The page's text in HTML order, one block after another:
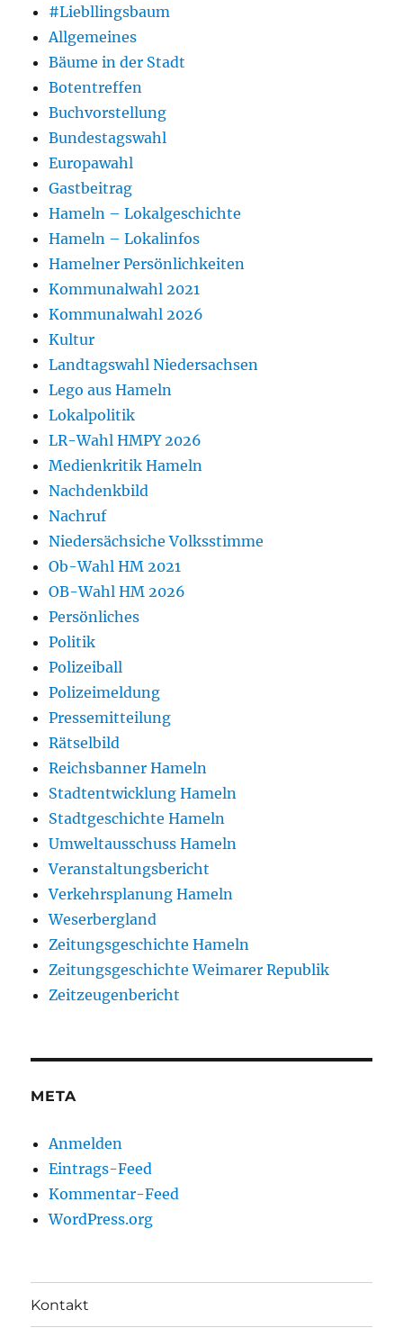
#Liebllingsbaum
Allgemeines
Bäume in der Stadt
Botentreffen
Buchvorstellung
Bundestagswahl
Europawahl
Gastbeitrag
Hameln – Lokalgeschichte
Hameln – Lokalinfos
Hamelner Persönlichkeiten
Kommunalwahl 2021
Kommunalwahl 2026
Kultur
Landtagswahl Niedersachsen
Lego aus Hameln
Lokalpolitik
LR-Wahl HMPY 2026
Medienkritik Hameln
Nachdenkbild
Nachruf
Niedersächsiche Volksstimme
Ob-Wahl HM 2021
OB-Wahl HM 2026
Persönliches
Politik
Polizeiball
Polizeimeldung
Pressemitteilung
Rätselbild
Reichsbanner Hameln
Stadtentwicklung Hameln
Stadtgeschichte Hameln
Umweltausschuss Hameln
Veranstaltungsbericht
Verkehrsplanung Hameln
Weserbergland
Zeitungsgeschichte Hameln
Zeitungsgeschichte Weimarer Republik
Zeitzeugenbericht
META
Anmelden
Eintrags-Feed
Kommentar-Feed
WordPress.org
Kontakt